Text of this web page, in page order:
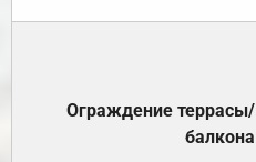
Ограждение террасы/
балкона